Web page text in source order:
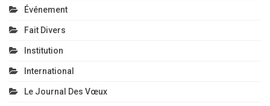
Événement
Fait Divers
Institution
International
Le Journal Des Vœux